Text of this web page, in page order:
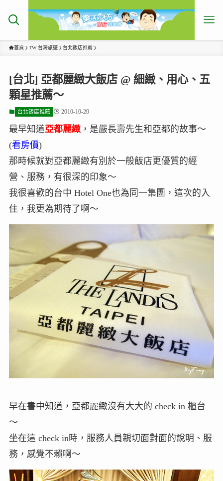
首頁 TW 台灣旅遊 台北飯店推薦
[台北] 亞都麗緻大飯店 @ 細緻、用心、五
顆星推薦～
台北飯店推薦 2010-10-20
最早知道亞都麗緻，是嚴長壽先生和亞都的故事～
(看房價)
那時候就對亞都麗緻有別於一般飯店更優質的經
營、服務，有很深的印象～
我很喜歡的台中 Hotel One也為同一集團，這次的入
住，我更為期待了啊～
早在書中知道，亞都麗緻沒有大大的 check in 櫃台
～
坐在這 check in時，服務人員親切面對面的說明、服
務，感覺不賴啊～